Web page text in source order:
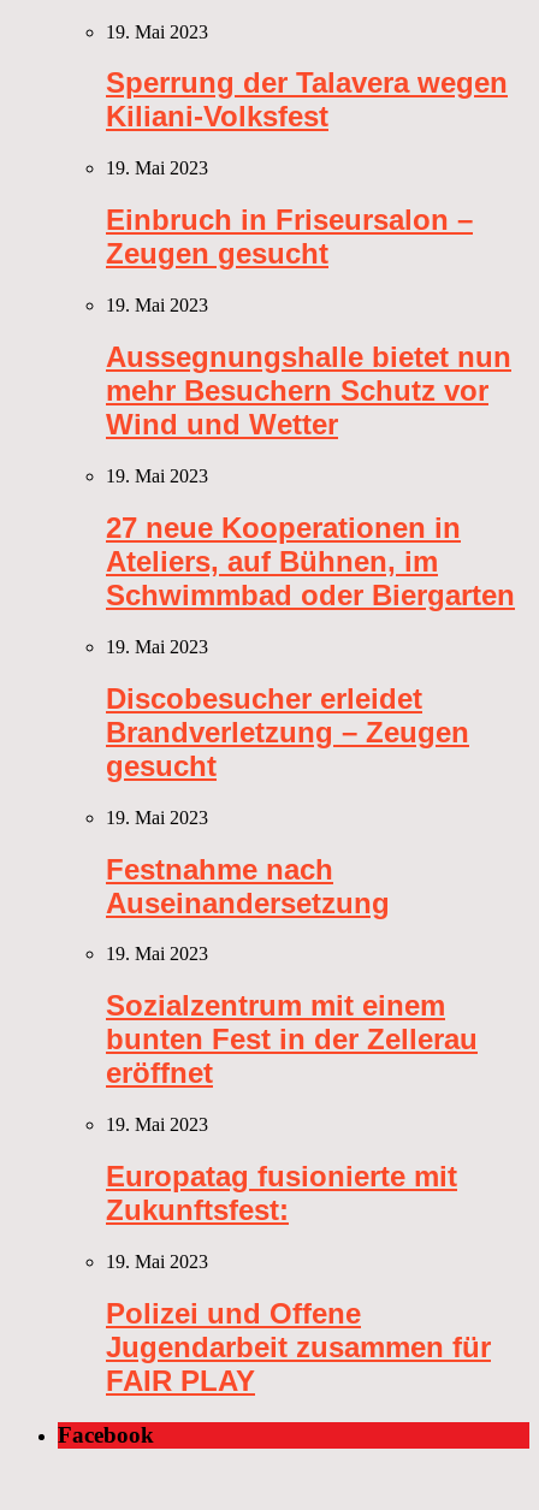
19. Mai 2023
Sperrung der Talavera wegen
Kiliani-Volksfest
19. Mai 2023
Einbruch in Friseursalon –
Zeugen gesucht
19. Mai 2023
Aussegnungshalle bietet nun
mehr Besuchern Schutz vor
Wind und Wetter
19. Mai 2023
27 neue Kooperationen in
Ateliers, auf Bühnen, im
Schwimmbad oder Biergarten
19. Mai 2023
Discobesucher erleidet
Brandverletzung – Zeugen
gesucht
19. Mai 2023
Festnahme nach
Auseinandersetzung
19. Mai 2023
Sozialzentrum mit einem
bunten Fest in der Zellerau
eröffnet
19. Mai 2023
Europatag fusionierte mit
Zukunftsfest:
19. Mai 2023
Polizei und Offene
Jugendarbeit zusammen für
FAIR PLAY
Facebook